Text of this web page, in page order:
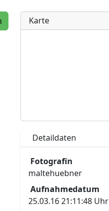
Karte
Detaildaten
Fotografïn
maltehuebner
Aufnahmedatum
25.03.16 21:11:48 Uhr